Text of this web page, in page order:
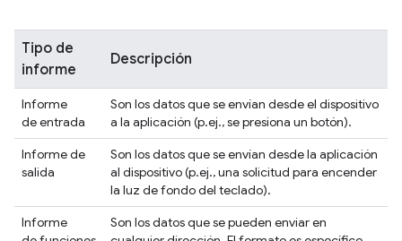
Tipo de
informe
Descripción
Informe
de entrada
Son los datos que se envían desde el dispositivo
a la aplicación (p.ej., se presiona un botón).
Informe de
salida
Son los datos que se envían desde la aplicación
al dispositivo (p.ej., una solicitud para encender
la luz de fondo del teclado).
Informe
Son los datos que se pueden enviar en